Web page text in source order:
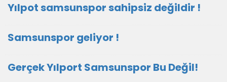
Yılpot samsunspor sahipsiz değildir !
Samsunspor geliyor !
Gerçek Yılport Samsunspor Bu Değil!